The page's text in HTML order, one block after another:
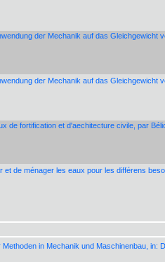
der Mechanik auf das Gleichgewicht
der Mechanik auf das Gleichgewicht
de fortification et d'aechitecture civile, par
de ménager les eaux pour les différens
in Mechanik und Maschinenbau, in: